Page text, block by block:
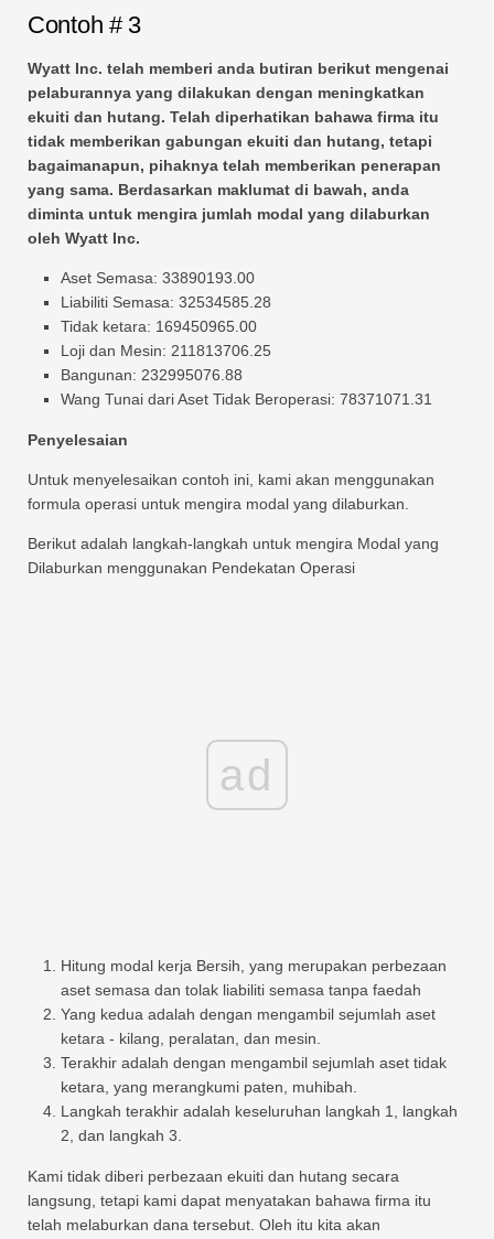
Contoh # 3
Wyatt Inc. telah memberi anda butiran berikut mengenai
pelaburannya yang dilakukan dengan meningkatkan
ekuiti dan hutang. Telah diperhatikan bahawa firma itu
tidak memberikan gabungan ekuiti dan hutang, tetapi
bagaimanapun, pihaknya telah memberikan penerapan
yang sama. Berdasarkan maklumat di bawah, anda
diminta untuk mengira jumlah modal yang dilaburkan
oleh Wyatt Inc.
Aset Semasa: 33890193.00
Liabiliti Semasa: 32534585.28
Tidak ketara: 169450965.00
Loji dan Mesin: 211813706.25
Bangunan: 232995076.88
Wang Tunai dari Aset Tidak Beroperasi: 78371071.31
Penyelesaian
Untuk menyelesaikan contoh ini, kami akan menggunakan
formula operasi untuk mengira modal yang dilaburkan.
Berikut adalah langkah-langkah untuk mengira Modal yang
Dilaburkan menggunakan Pendekatan Operasi
ad
Hitung modal kerja Bersih, yang merupakan perbezaan
aset semasa dan tolak liabiliti semasa tanpa faedah
Yang kedua adalah dengan mengambil sejumlah aset
ketara - kilang, peralatan, dan mesin.
Terakhir adalah dengan mengambil sejumlah aset tidak
ketara, yang merangkumi paten, muhibah.
Langkah terakhir adalah keseluruhan langkah 1, langkah
2, dan langkah 3.
Kami tidak diberi perbezaan ekuiti dan hutang secara
langsung, tetapi kami dapat menyatakan bahawa firma itu
telah melaburkan dana tersebut. Oleh itu kita akan